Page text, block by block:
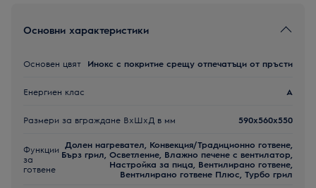
Основни характеристики
Основен цвят Инокс с покритие срещу отпечатъци от пръсти
Енергиен клас A
Размери за вграждане ВxШxД в мм 590x560x550
Функции
за
готвене
Долен нагревател, Конвекция/Традиционно готвене,
Бърз грил, Осветление, Влажно печене с вентилатор,
Настройка за пица, Вентилирано готвене,
Вентилирано готвене Плюс, Турбо грил